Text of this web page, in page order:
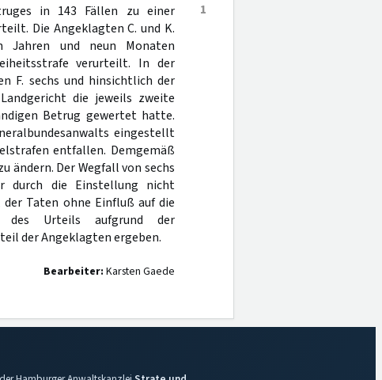
1
in 143 Fällen zu einer
Die Angeklagten C. und K.
und neun Monaten
verurteilt. In der
F. sechs und hinsichtlich der
die jeweils zweite
Betrug gewertet hatte.
eingestellt
entfallen. Demgemäß
ändern. Der Wegfall von sechs
durch die Einstellung nicht
Taten ohne Einfluß auf die
des Urteils aufgrund der
der Angeklagten ergeben.
Bearbeiter: Karsten Gaede